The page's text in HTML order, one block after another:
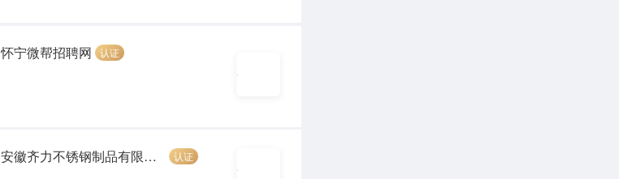
怀宁微帮招聘网 认证
安徽齐力不锈钢制品有限公司 认证